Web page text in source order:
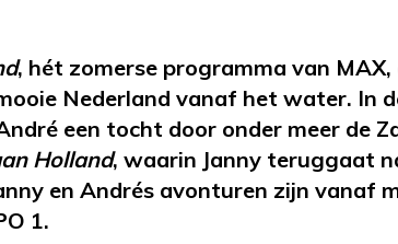
, hét zomerse programma van
Nederland vanaf het water. In
een tocht door onder meer de
Holland, waarin Janny teruggaat
en Andrés avonturen zijn vanaf
1.